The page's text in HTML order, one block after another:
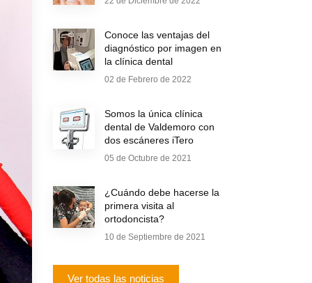
Conoce las ventajas del
diagnóstico por imagen en
la clínica dental
02 de Febrero de 2022
Somos la única clínica
dental de Valdemoro con
dos escáneres iTero
05 de Octubre de 2021
¿Cuándo debe hacerse la
primera visita al
ortodoncista?
10 de Septiembre de 2021
Ver todas las noticias